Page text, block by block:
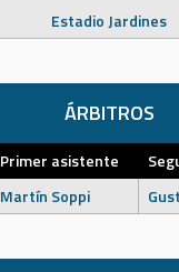
Estadio Jardines
ÁRBITROS
Primer asistente
Martín Soppi